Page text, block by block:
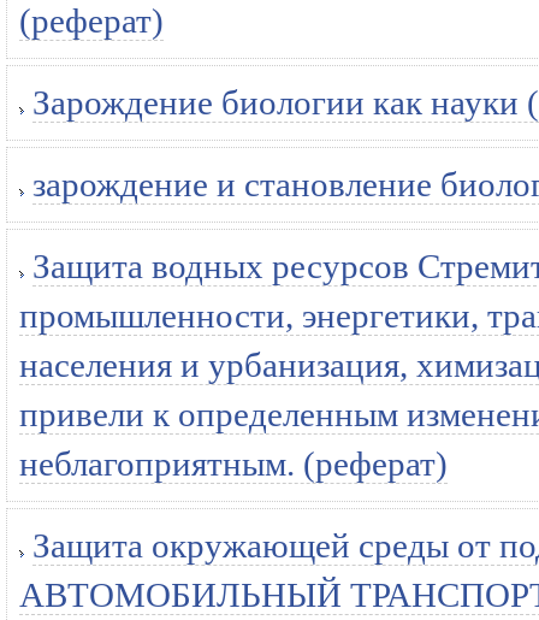
(реферат)
Зарождение биологии как науки
зарождение и становление
Защита водных ресурсов
промышленности, энергетики,
населения и урбанизация,
привели к определенным
неблагоприятным. (реферат)
Защита окружающей среды от
АВТОМОБИЛЬНЫЙ